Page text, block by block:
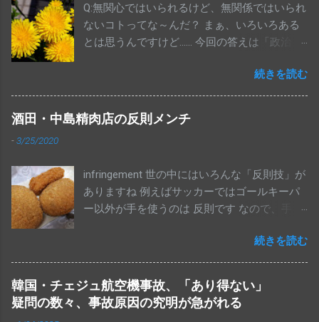
Q:無関心ではいられるけど、無関係ではいられ
ないコトってな～んだ？ まぁ、いろいろある
とは思うんですけど…… 今回の答えは「政治」
ましたか？全体の投票率が48.80％だったそう
で、これは戦後２番目に低い数字だそうで
す。 変な話ではありますが、国民の半分以
上の人は、消費税が10％に上がることに反対
合計で147機も買っちゃって、機体の取得費用
だけで１兆7052億円も使うことにOKってこと
なんでしょうね。ちなみにこれ、維持運用費
生活についても、２千万円以上の貯金もある
から、年金生活になっても大丈夫……。少なく
とも、これらのことに積極的に反対しようと
しなかった人（有権者）が半分以上だった、
続きを読む
酒田・中島精肉店の反則メンチ
-3/25/2020
infringement 世の中にはいろんな「反則技」が
ありますね 例えばサッカーではゴールキーパ
ー以外が手を使うのは 反則です なので、手を
りません。当然です This blog has written in
Japanese almost all topics. I think this blog is
also fun for non-Japanese speaker. So please
translate this articles by using "Translate" that
puts on the right side of this blog page and
続きを読む
韓国・チェジュ航空機事故、「あり得ない」
疑問の数々、事故原因の究明が急がれる